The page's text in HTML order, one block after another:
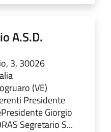
A.S.D.
3, 30026
(VE)
Presidente
Giorgio
Segretario S...